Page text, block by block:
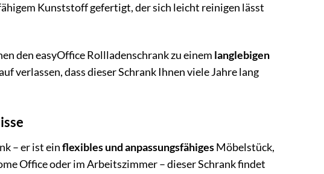
Kunststoff gefertigt, der sich leicht reinigen lässt
den easyOffice Rollladenschrank zu einem langlebigen
verlassen, dass dieser Schrank Ihnen viele Jahre lang
– er ist einflexibles und anpassungsfähigesMöbelstück,
Office oder im Arbeitszimmer – dieser Schrank findet